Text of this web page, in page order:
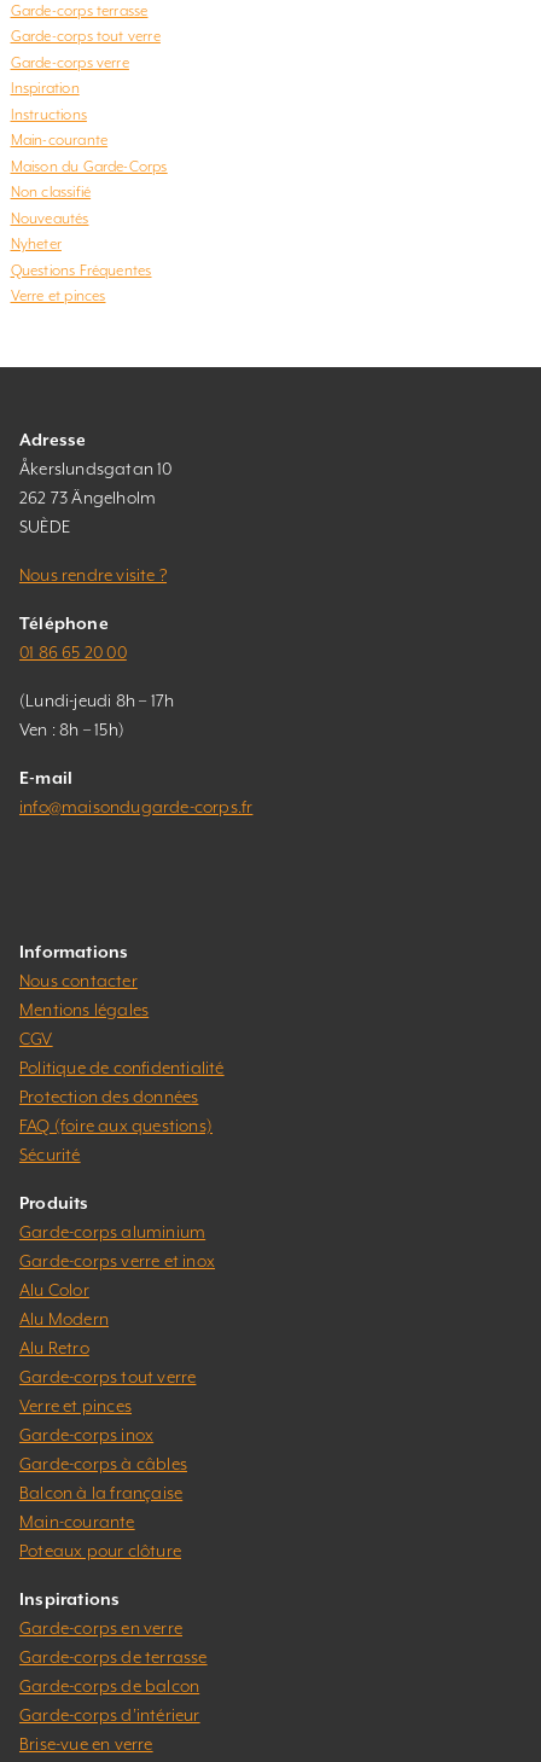
Garde-corps terrasse
Garde-corps tout verre
Garde-corps verre
Inspiration
Instructions
Main-courante
Maison du Garde-Corps
Non classifié
Nouveautés
Nyheter
Questions Fréquentes
Verre et pinces
Adresse
Åkerslundsgatan 10
262 73 Ängelholm
SUÈDE
Nous rendre visite ?
Téléphone
01 86 65 20 00
(Lundi-jeudi 8h – 17h
Ven : 8h – 15h)
E-mail
info@maisondugarde-corps.fr
Informations
Nous contacter
Mentions légales
CGV
Politique de confidentialité
Protection des données
FAQ (foire aux questions)
Sécurité
Produits
Garde-corps aluminium
Garde-corps verre et inox
Alu Color
Alu Modern
Alu Retro
Garde-corps tout verre
Verre et pinces
Garde-corps inox
Garde-corps à câbles
Balcon à la française
Main-courante
Poteaux pour clôture
Inspirations
Garde-corps en verre
Garde-corps de terrasse
Garde-corps de balcon
Garde-corps d’intérieur
Brise-vue en verre